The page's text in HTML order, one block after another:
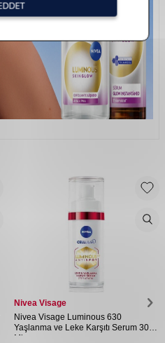
Nivea Visage
Nivea Visage Luminous 630
Yaşlanma ve Leke Karşıtı Serum 30
Ml